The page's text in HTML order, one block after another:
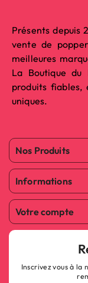
Présents depuis
vente de
meilleures
La Boutique du
produits fiables,
uniques.
Nos Produits
Informations
Votre compte
Inscrivez vous à la